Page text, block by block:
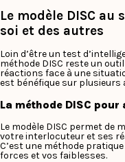
Le modèle DISC au
soi et des autres
Loin d’être un test
méthode DISC reste un
réactions face à une
est bénéfique sur plusieurs
La méthode DISC
Le modèle DISC permet de
votre interlocuteur et ses
C’est une méthode
forces et vos faiblesses.